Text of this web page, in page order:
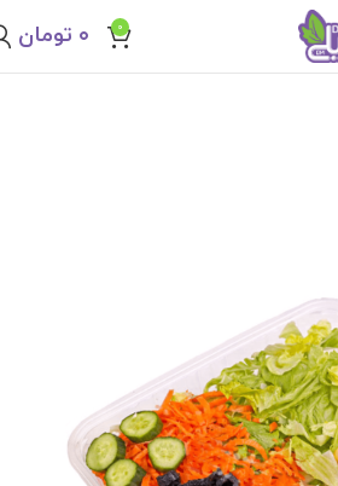
0 ۰ تومان